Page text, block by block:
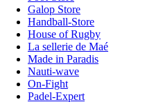
Galop Store
Handball-Store
House of Rugby
La sellerie de Maé
Made in Paradis
Nauti-wave
On-Fight
Padel-Expert